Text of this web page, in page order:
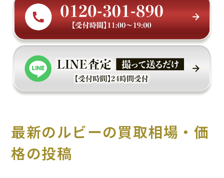
最新のルビーの買取相場・価
格の投稿